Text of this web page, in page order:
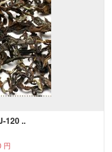
120 ..
円